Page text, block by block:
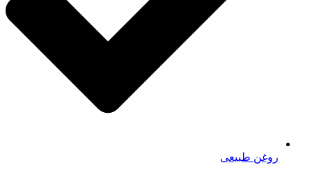
روغن طبیعی